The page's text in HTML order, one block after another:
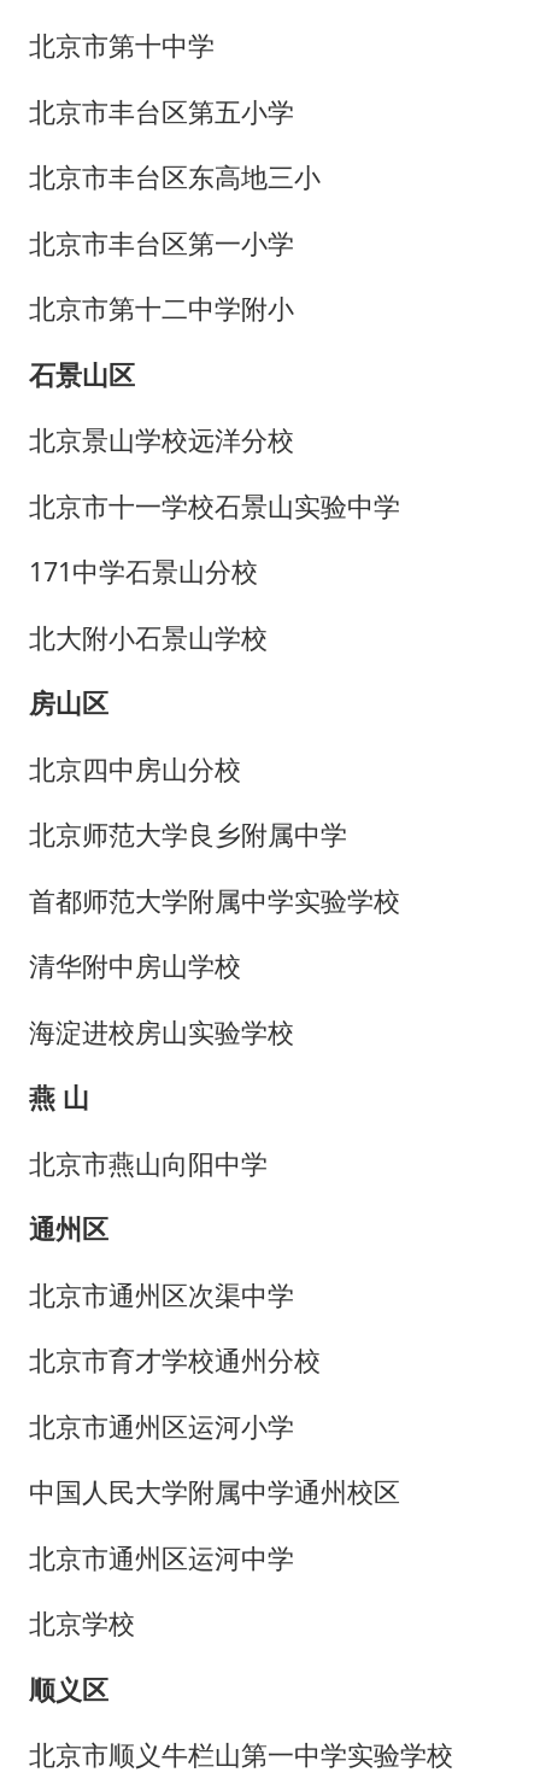
北京市第十中学
北京市丰台区第五小学
北京市丰台区东高地三小
北京市丰台区第一小学
北京市第十二中学附小
石景山区
北京景山学校远洋分校
北京市十一学校石景山实验中学
171中学石景山分校
北大附小石景山学校
房山区
北京四中房山分校
北京师范大学良乡附属中学
首都师范大学附属中学实验学校
清华附中房山学校
海淀进校房山实验学校
燕 山
北京市燕山向阳中学
通州区
北京市通州区次渠中学
北京市育才学校通州分校
北京市通州区运河小学
中国人民大学附属中学通州校区
北京市通州区运河中学
北京学校
顺义区
北京市顺义牛栏山第一中学实验学校